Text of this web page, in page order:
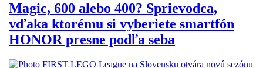
Magic, 600 alebo 400? Sprievodca,
vďaka ktorému si vyberiete smartfón
HONOR presne podľa seba